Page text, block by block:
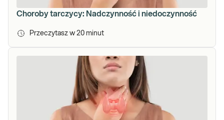
Choroby tarczycy: Nadczynność i niedoczynność
Przeczytasz w 20 minut